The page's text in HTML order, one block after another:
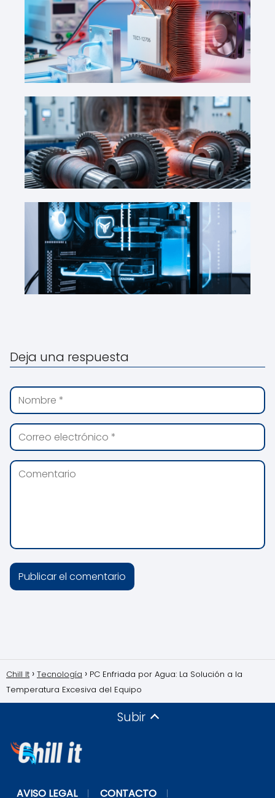
Deja una respuesta
Chill It Tecnología
PC Enfriada por Agua: La Solución a la
Temperatura Excesiva del Equipo
Subir
AVISO LEGAL CONTACTO